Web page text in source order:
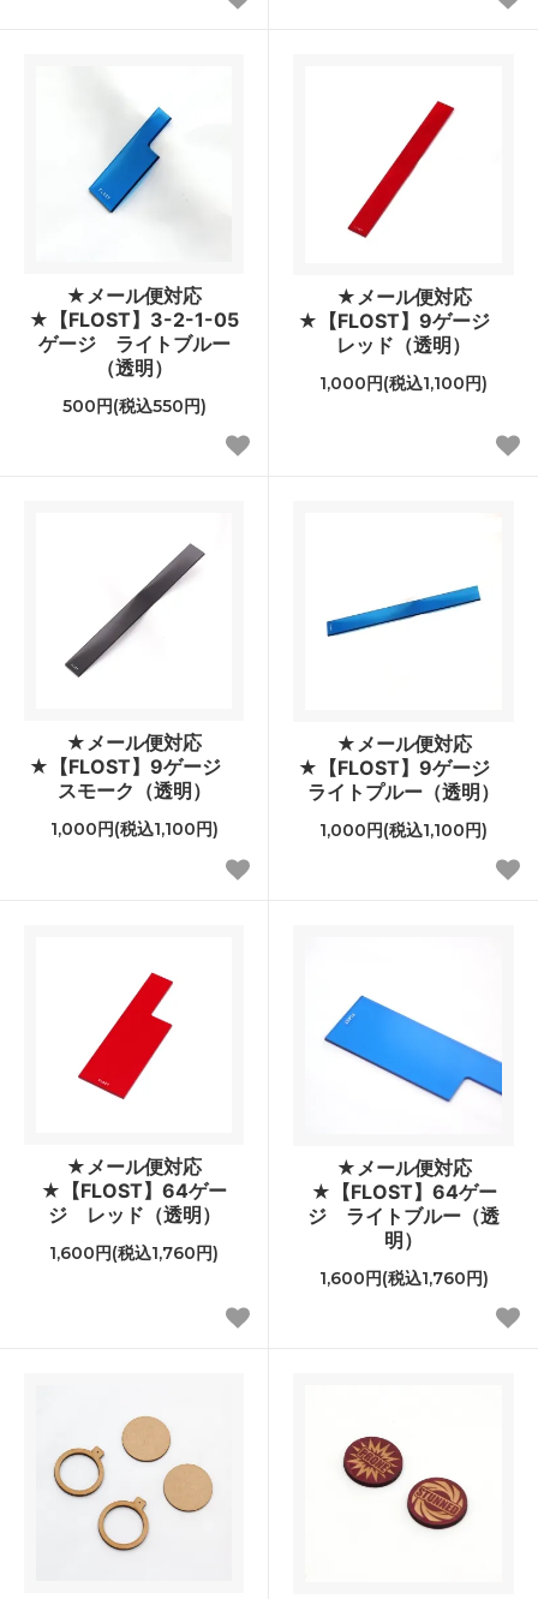
★メール便対応
★【FLOST】3-2-1-05
ゲージ ライトブルー
（透明）
500円(税込550円)
★メール便対応
★【FLOST】9ゲージ
レッド（透明）
1,000円(税込1,100円)
★メール便対応
★【FLOST】9ゲージ
スモーク（透明）
1,000円(税込1,100円)
★メール便対応
★【FLOST】9ゲージ
ライトプルー（透明）
1,000円(税込1,100円)
★メール便対応
★【FLOST】64ゲー
ジ レッド（透明）
1,600円(税込1,760円)
★メール便対応
★【FLOST】64ゲー
ジ ライトブルー（透
明）
1,600円(税込1,760円)